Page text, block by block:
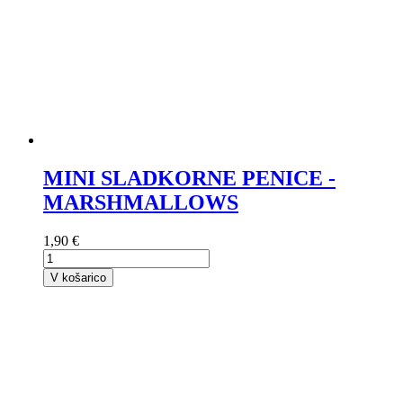
MINI SLADKORNE PENICE -
MARSHMALLOWS
1,90 €
V košarico